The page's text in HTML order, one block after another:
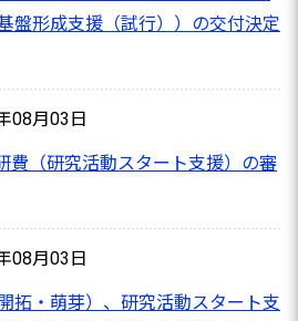
盤形成支援（試行））の交付決定
08月03日
費（研究活動スタート支援）の審
08月03日
拓・萌芽）、研究活動スタート支